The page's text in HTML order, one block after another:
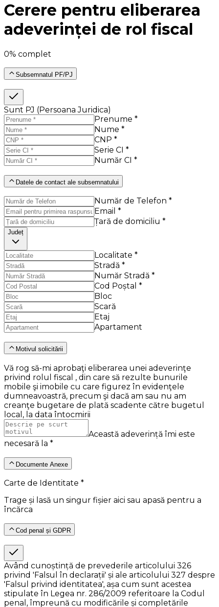
Cerere pentru eliberarea
adeverinței de rol fiscal
0% complet
Subsemnatul PF/PJ
Sunt PJ (Persoana Juridica)
Prenume *
Nume *
CNP *
Serie CI *
Număr CI *
Datele de contact ale subsemnatului
Număr de Telefon *
Email *
Țară de domiciliu *
Județ
Localitate *
Stradă *
Număr Stradă *
Cod Poștal *
Bloc
Scară
Etaj
Apartament
Motivul solicitării
Vă rog să-mi aprobaţi eliberarea unei adeverinţe
privind rolul fiscal , din care să rezulte bunurile
mobile şi imobile cu care figurez în evidenţele
dumneavoastră, precum şi dacă am sau nu am
creanţe bugetare de plată scadente către bugetul
local, la data întocmirii
Această adeverință îmi este
necesară la *
Documente Anexe
Carte de Identitate *
Trage și lasă un singur fișier aici sau apasă pentru a
încărca
Cod penal și GDPR
Având cunoștință de prevederile articolului 326
privind 'Falsul în declarații' și ale articolului 327 despre
'Falsul privind identitatea', așa cum sunt acestea
stipulate în Legea nr. 286/2009 referitoare la Codul
penal, împreună cu modificările și completările